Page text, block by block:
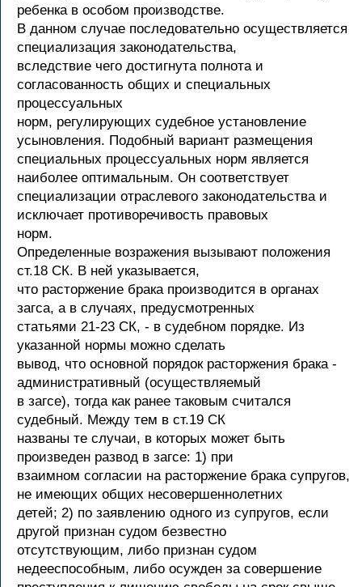
ребенка в особом производстве.
В данном случае последовательно осуществляется
специализация законодательства,
вследствие чего достигнута полнота и
согласованность общих и специальных
процессуальных
норм, регулирующих судебное установление
усыновления. Подобный вариант размещения
специальных процессуальных норм является
наиболее оптимальным. Он соответствует
специализации отраслевого законодательства и
исключает противоречивость правовых
норм.
Определенные возражения вызывают положения
ст.18 СК. В ней указывается,
что расторжение брака производится в органах
загса, а в случаях, предусмотренных
статьями 21-23 СК, - в судебном порядке. Из
указанной нормы можно сделать
вывод, что основной порядок расторжения брака -
административный (осуществляемый
в загсе), тогда как ранее таковым считался
судебный. Между тем в ст.19 СК
названы те случаи, в которых может быть
произведен развод в загсе: 1) при
взаимном согласии на расторжение брака супругов,
не имеющих общих несовершеннолетних
детей; 2) по заявлению одного из супругов, если
другой признан судом безвестно
отсутствующим, либо признан судом
недееспособным, либо осужден за совершение